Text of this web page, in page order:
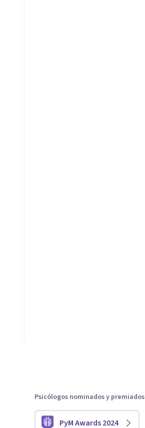
Psicólogos nominados y premiados
PyM Awards 2024